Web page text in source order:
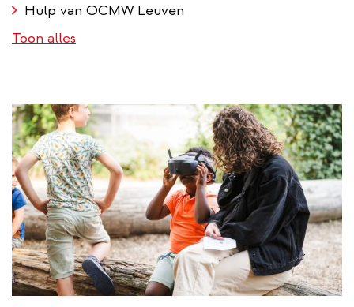
Hulp van OCMW Leuven
Toon alles